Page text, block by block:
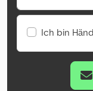
Ich bin